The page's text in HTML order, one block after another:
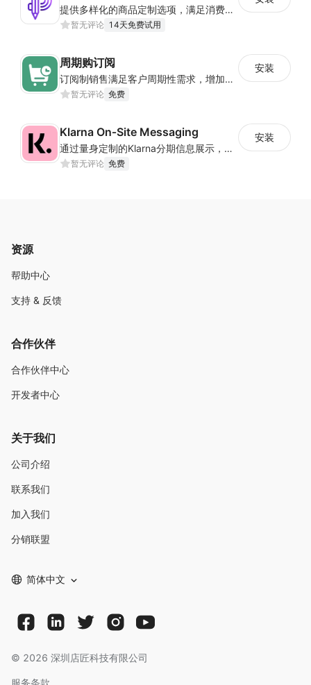
提供多样化的商品定制选项，满足消费者个性化需求，提升专属感并促进销售
暂无评论 14天免费试用
周期购订阅
订阅制销售满足客户周期性需求，增加客户价值，创造可预测收入
暂无评论 免费
安装
Klarna On‑Site Messaging
通过量身定制的Klarna分期信息展示，提高销售转化
暂无评论 免费
安装
资源
帮助中心
支持 & 反馈
合作伙伴
合作伙伴中心
开发者中心
关于我们
公司介绍
联系我们
加入我们
分销联盟
简体中文
© 2026 深圳店匠科技有限公司
服务条款